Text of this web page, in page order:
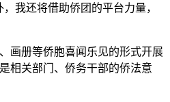
我还将借助侨团的平台力量，
画册等侨胞喜闻乐见的形式开展
相关部门、侨务干部的侨法意